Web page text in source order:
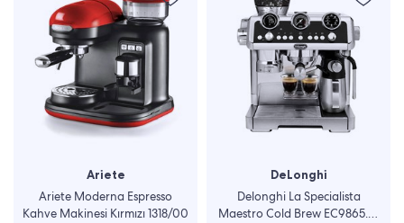
Ariete
Ariete Moderna Espresso
Kahve Makinesi Kırmızı 1318/00
DeLonghi
Delonghi La Specialista
Maestro Cold Brew EC9865.M